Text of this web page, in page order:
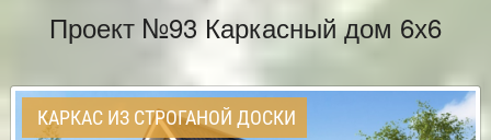
Проект №93 Каркасный дом 6х6
КАРКАС ИЗ СТРОГАНОЙ ДОСКИ